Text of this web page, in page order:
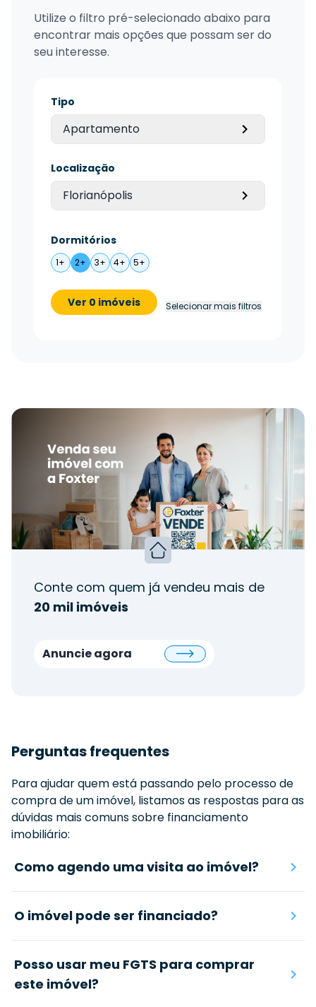
Utilize o filtro pré-selecionado abaixo para
encontrar mais opções que possam ser do
seu interesse.
Tipo
Apartamento
Localização
Florianópolis
Dormitórios
1+ 2+ 3+ 4+ 5+
Ver 0 imóveis Selecionar mais filtros
Conte com quem já vendeu mais de
20 mil imóveis
Anuncie agora
Perguntas frequentes
Para ajudar quem está passando pelo processo de
compra de um imóvel, listamos as respostas para as
dúvidas mais comuns sobre financiamento
imobiliário:
Como agendo uma visita ao imóvel?
O imóvel pode ser financiado?
Posso usar meu FGTS para comprar
este imóvel?